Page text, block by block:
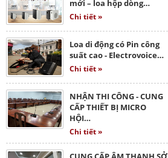
mới – loa hộp dòng…
Chi tiết »
Loa di động có Pin công
suất cao - Electrovoice…
Chi tiết »
NHẬN THI CÔNG - CUNG
CẤP THIẾT BỊ MICRO
HỘI…
Chi tiết »